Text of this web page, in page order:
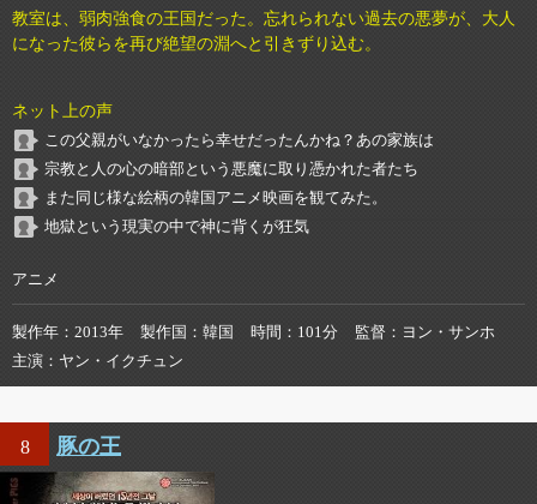
教室は、弱肉強食の王国だった。忘れられない過去の悪夢が、大人
になった彼らを再び絶望の淵へと引きずり込む。
ネット上の声
この父親がいなかったら幸せだったんかね？あの家族は
宗教と人の心の暗部という悪魔に取り憑かれた者たち
また同じ様な絵柄の韓国アニメ映画を観てみた。
地獄という現実の中で神に背くが狂気
アニメ
製作年 2013年 製作国 韓国 時間 101分 監督
ヨン・サンホ
主演
ヤン・イクチュン
8 豚の王